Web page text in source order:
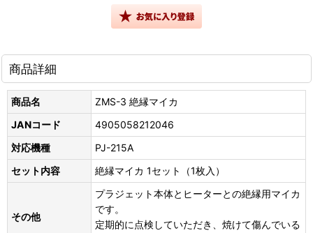
商品詳細
商品名
ZMS-3 絶縁マイカ
JANコード
4905058212046
対応機種
PJ-215A
セット内容
絶縁マイカ 1セット（1枚入）
その他
プラジェット本体とヒーターとの絶縁用マイカ
です。
定期的に点検していただき、焼けて傷んでいる